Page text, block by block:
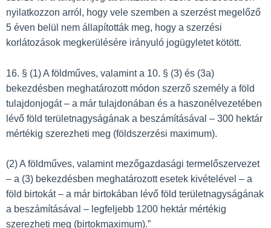
nyilatkozzon arról, hogy vele szemben a szerzést megelőző
5 éven belül nem állapították meg, hogy a szerzési
korlátozások megkerülésére irányuló jogügyletet kötött.
16. § (1) A földműves, valamint a 10. § (3) és (3a)
bekezdésben meghatározott módon szerző személy a föld
tulajdonjogát – a már tulajdonában és a haszonélvezetében
lévő föld területnagyságának a beszámításával – 300 hektár
mértékig szerezheti meg (földszerzési maximum).
(2) A földműves, valamint mezőgazdasági termelőszervezet
– a (3) bekezdésben meghatározott esetek kivételével – a
föld birtokát – a már birtokában lévő föld területnagyságának
a beszámításával – legfeljebb 1200 hektár mértékig
szerezheti meg (birtokmaximum).”